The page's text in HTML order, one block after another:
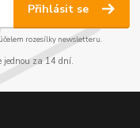
Přihlásit se
rozesílky newsletteru.
jednou za 14 dní.